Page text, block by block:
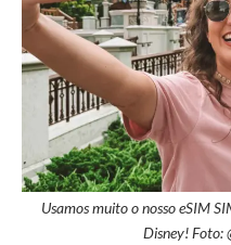
Usamos muito o nosso eSIM
Disney! Foto: